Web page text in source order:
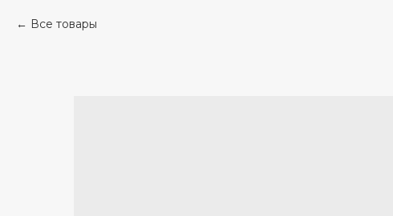
Все товары